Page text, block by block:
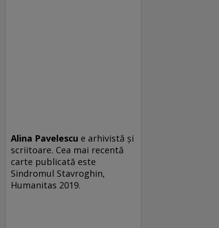
Alina Pavelescu e arhivistă și
scriitoare. Cea mai recentă
carte publicată este
Sindromul Stavroghin,
Humanitas 2019.